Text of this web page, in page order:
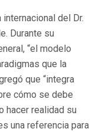
del Dr.
Durante su
“el modelo
que la
que “integra
cómo se debe
hacer realidad su
una referencia para